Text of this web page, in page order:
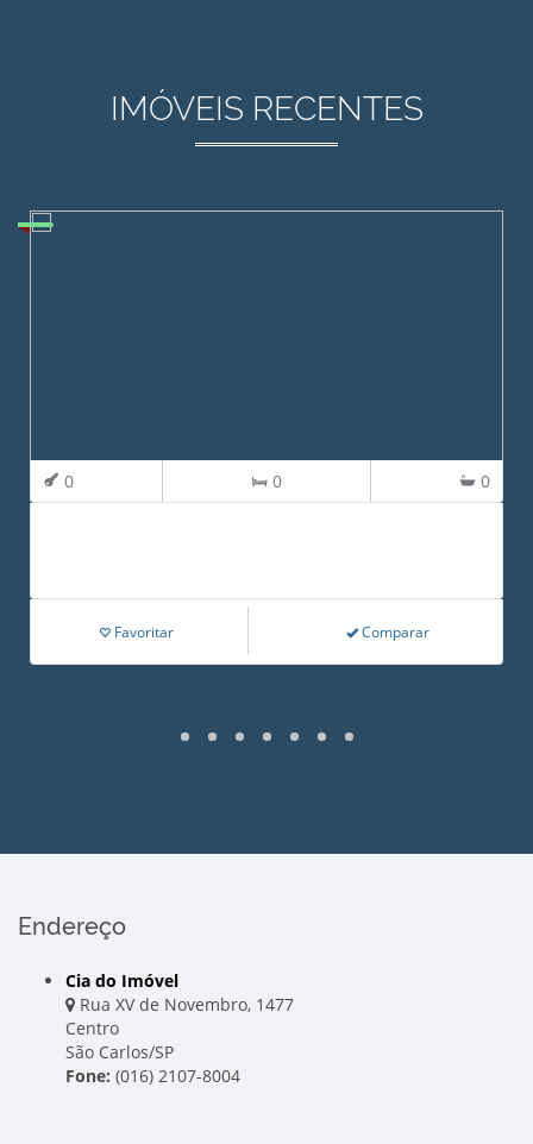
IMÓVEIS RECENTES
0 0 0
Favoritar Comparar
Endereço
Cia do Imóvel
Rua XV de Novembro, 1477
Centro
São Carlos/SP
Fone: (016) 2107-8004